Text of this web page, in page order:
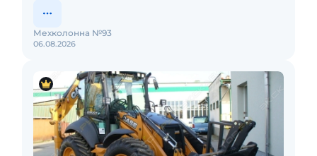
06.08.2026
Мехколонна №93